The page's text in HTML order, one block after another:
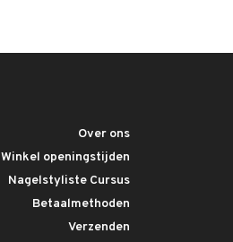
Over ons
Winkel openingstijden
Nagelstyliste Cursus
Betaalmethoden
Verzenden